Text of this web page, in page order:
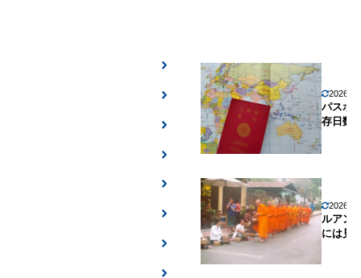
2026年
パスポ
存日数
2026年
ルアン
には見